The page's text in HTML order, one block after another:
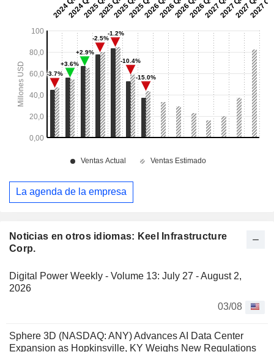
Noticias en otros idiomas: Keel Infrastructure
Corp.
Digital Power Weekly - Volume 13: July 27 - August 2,
2026
03/08
Sphere 3D (NASDAQ: ANY) Advances AI Data Center
Expansion as Hopkinsville, KY Weighs New Regulations
La agenda de la empresa